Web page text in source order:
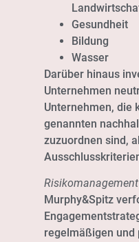
Gesundheit
Bildung
Wasser
Darüber hinaus
Unternehmen
Unternehmen, die
genannten
zuzuordnen sind,
Murphy&Spitz
regelmäßigen und